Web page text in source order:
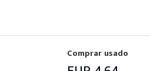
Comprar usado